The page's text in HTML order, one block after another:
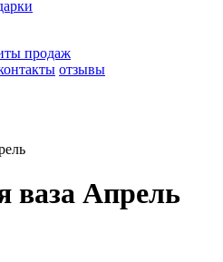
продаж
отзывы
ваза Апрель